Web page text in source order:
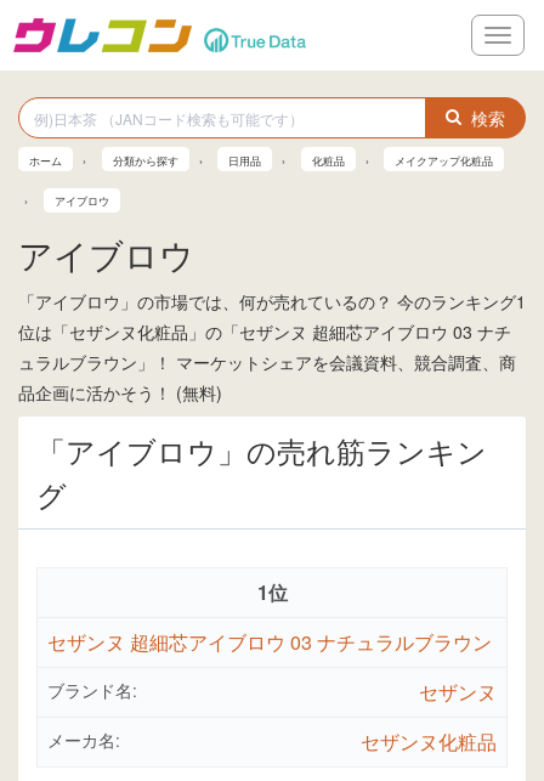
メ
ニ
ー
検索
ホーム 分類から探す 日用品 化粧品 メイクアップ化粧品
アイブロウ
アイブロウ
「アイブロウ」の市場では、何が売れているの？ 今のランキング1
位は「セザンヌ化粧品」の「セザンヌ 超細芯アイブロウ 03 ナチ
ュラルブラウン」！ マーケットシェアを会議資料、競合調査、商
品企画に活かそう！ (無料)
「アイブロウ」の売れ筋ランキン
グ
1位
セザンヌ 超細芯アイブロウ 03 ナチュラルブラウン
ブランド名: セザンヌ
メーカ名: セザンヌ化粧品